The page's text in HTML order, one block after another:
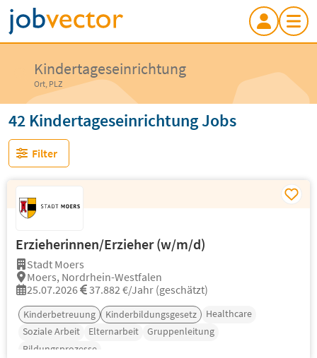
Kindertageseinrichtung
Ort, PLZ
42 Kindertageseinrichtung Jobs
Filter
Erzieherinnen/Erzieher (w/m/d)
Stadt Moers
Moers, Nordrhein-Westfalen
25.07.2026
37.882 €/Jahr (geschätzt)
Kinderbetreuung Kinderbildungsgesetz
Healthcare
Soziale Arbeit
Elternarbeit
Gruppenleitung
Bildungsprozesse